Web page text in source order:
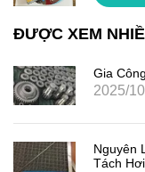
ĐƯỢC XEM
Gia
2025/
Nguyên
Tách